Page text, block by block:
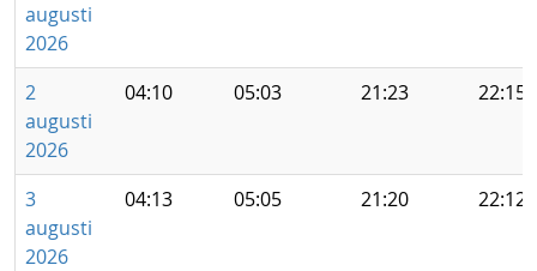
augusti
2026
2
augusti
2026
04:10 05:03 21:23 22:15
3
augusti
2026
04:13 05:05 21:20 22:12